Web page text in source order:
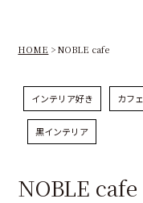
ベ
ョ
HOME NOBLE cafe
インテリア好き カフェ
黒インテリア
NOBLE cafe